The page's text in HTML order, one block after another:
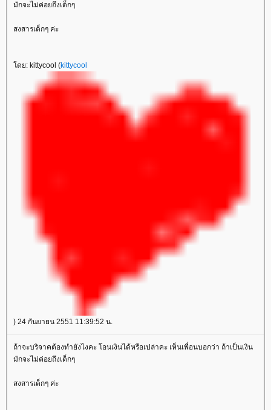
มักจะไม่ค่อยถึงเด็กๆ
สงสารเด็กๆ ค่ะ
ดย: kittycool (kittycool
) 24 กันยายน 2551 11:39:52 น.
ถ้าจะบริจาคต้องทำยังไงคะ โอนเงินได้หรือเปล่าคะ เห็นเพื่อนบอกว่า ถ้าเป็นเงิน
มักจะไม่ค่อยถึงเด็กๆ
สงสารเด็กๆ ค่ะ